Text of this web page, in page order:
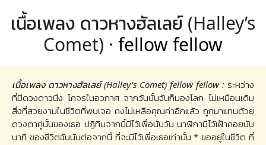
เนื้อเพลง ดาวหางฮัลเลย์ (Halley’s
Comet) · fellow fellow
เนื้อเพลง ดาวหางฮัลเลย์ (Halley’s Comet) fellow fellow : ระหว่าง
ที่มีดวงดาวนึง โคจรในอวกาศ จากวันนั้นฉันก็มองโลก ไม่เหมือนเดิม
สิ่งที่สวยงามในชีวิตที่พบเจอ คงไม่เหลือคุณค่าอีกแล้ว ถูกมาแทนด้วย
ดวงตาคู่นั้นของเธอ ปฏิทินจากนี้มีไว้เพื่อนับวัน นาฬิกามีไว้เฝ้าคอยนับ
นาที ของชีวิตฉันนับต่อจากนี้ ที่จะมีไว้เพื่อเธอเท่านั้น * ขออยู่ในชีวิต ที่